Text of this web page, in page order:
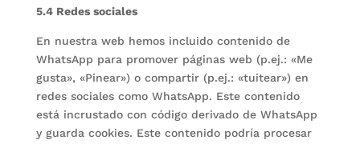
5.4 Redes sociales
En nuestra web hemos incluido contenido de
WhatsApp para promover páginas web (p.ej.: «Me
gusta», «Pinear») o compartir (p.ej.: «tuitear») en
redes sociales como WhatsApp. Este contenido
está incrustado con código derivado de WhatsApp
y guarda cookies. Este contenido podría procesar